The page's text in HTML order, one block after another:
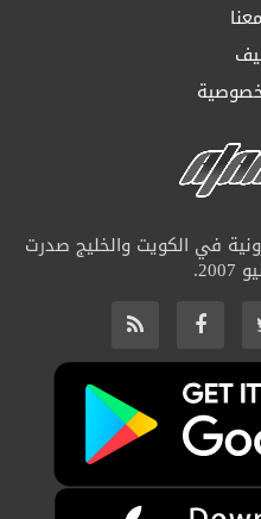
في الكويت والخليج صدرت